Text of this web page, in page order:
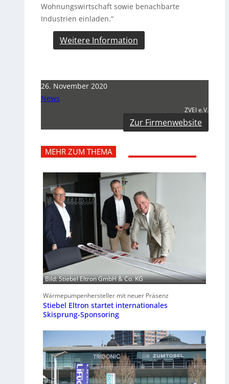
Wohnungswirtschaft sowie benachbarte
Industrien einladen.“
Weitere Information
26. November 2020
News
ZVEI e.V.
Zur Firmenwebsite
MEHR ZUM THEMA
Bild: Stiebel Eltron GmbH & Co. KG
Wärmepumpenhersteller mit neuer Präsenz
Stiebel Eltron startet internationales
Skisprung-Sponsoring